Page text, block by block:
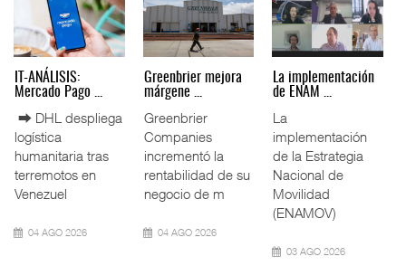
IT-ANÁLISIS: Puerto
Lázar ...
⮕ Canal de
Panamá reducirá
nuevamente el
calado de
Neopanamax ⮕
06 AGO 2026
La ATTRAPI licita
red de ...
La Agencia de
Trenes y
Transporte Público
Integrado
(ATTRAPI) abri
06 AGO 2026
IT-ANÁLISIS: Volaris
abri ...
⮕ IA y
automatización
redefinen
operación
aeroportuaria ⮕
Bomba
06 AGO 2026